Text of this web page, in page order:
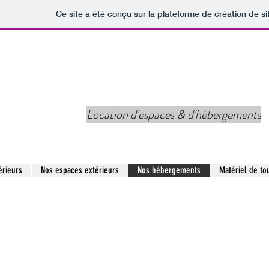
Ce site a été conçu sur la plateforme de création de
Location d'espaces & d'hébergements
Nos espaces extérieurs Nos hébergements Matériel de